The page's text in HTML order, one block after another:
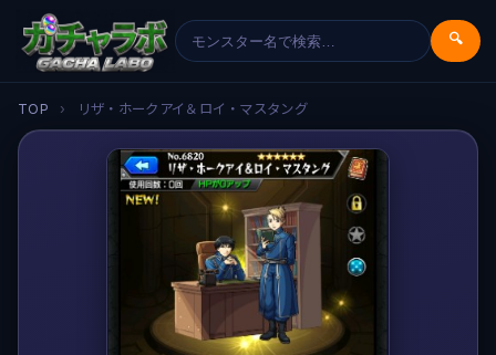
🔍
TOP › リザ・ホークアイ＆ロイ・マスタング